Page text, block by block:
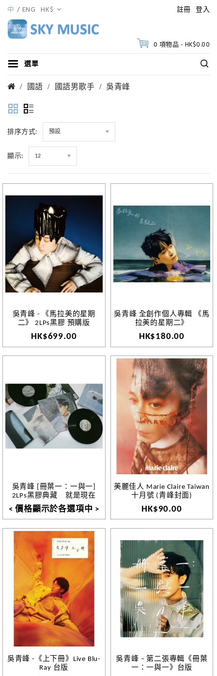
註冊 登入
中 ENG HK$
0 項物品 - HK$0.00
選單
國語 國語男歌手 吳青峰
排序方式: 預設
顯示: 12
吳青峰 - 《馬拉美的星期
二》 2LPs黑膠 預購版
HK$699.00
吳青峰 全創作個人專輯 《馬
拉美的星期二》
HK$180.00
吳青峰 [冊葉一：一與一]
2LPs黑膠典藏 就是現在
< 價格顯示於各選項中 >
美麗佳人 Marie Claire Taiwan
十月號 (青峰封面)
HK$90.00
吳青峰 -《上下冊》Live Blu-
Ray 台版
吳青峰 – 第二張專輯《冊葉
一：一與一》台版